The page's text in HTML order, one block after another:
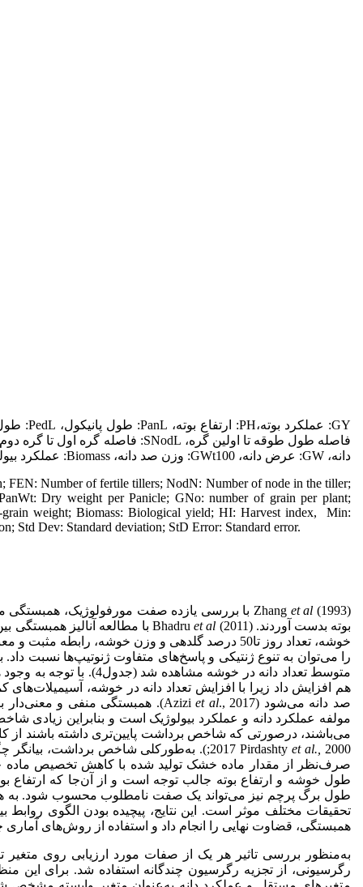
دانه، GW: عرض دانه، GWt100: وزن صد دانه، Biomass: عملکرد بیولوژیک، HI: شاخص برداشت.
FEN: Number of fertile tillers; NodN: Number of node in the tiller;
Dry weight per Panicle; GNo: number of grain per plant;
weight; Biomass: Biological yield; HI: Harvest index, Min:
Std Dev: Standard deviation; StD Error: Standard error.
Zhang et al
(1993) با بررسی یازده صفت مورفولوژیک،
بوته بدست آوردند. Bhadru
et al
خوشه، تعداد روز تا50 درصد گلدهی و وزن خوشه،
را می‌توان به تنوع ژنتیکی و پاسخ‌های متفاوت ژنوتیپ‌ها نسبت
متوسط تعداد دانه در
هم افزایش داد زیرا با افزایش تعداد دانه در خوشه،
صد دانه می‌شود (Azizi
et al
مولفه عملکرد دانه و عملکرد بیولوژیک است و بنابراین زیادی
2017 Pirdashtyet al.,
2000;). به‌طورکلی شاخص برداشت، بیانگر چگونگی تسهیم مواد پرورده بین اندام‌های رویشی گیاه و دانه می‌باشد (Majidian
صرف‌نظر از مقدار ماده خشک تولید شده با کاهش تخصیص ماده
طول خوشه و ارتفاع بوته جالب توجه است و از آن‌جا که ارتفاع
طول برگ پرچم نیز می‌تواند یک صفت نامطلوب محسوب شود. به هر
تحقیقات مختلف موثر است. این نتایج، پیچیده بودن الگوی
همبستگی، قضاوت نهایی را انجام داد و استفاده از روش‌های
به‌منظور بررسی تاثیر هر یک از صفات مورد ارزیابی روی متغیر
رگرسیونی، از تجزیه رگرسیون چندگانه استفاده شد. برای این